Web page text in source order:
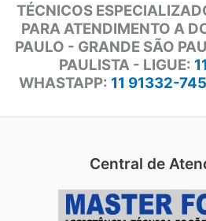
TÉCNICOS
PARA ATENDIMENTO A
PAULO - GRANDE SÃO
PAULISTA - LIGUE:
WHASTAPP: 11 91332-
Central de